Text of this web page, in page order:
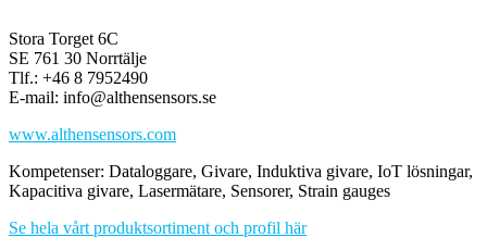
Stora Torget 6C
SE 761 30 Norrtälje
Tlf.: +46 8 7952490
E-mail: info@althensensors.se
www.althensensors.com
Kompetenser: Dataloggare, Givare, Induktiva givare, IoT lösningar,
Kapacitiva givare, Lasermätare, Sensorer, Strain gauges
Se hela vårt produktsortiment och profil här